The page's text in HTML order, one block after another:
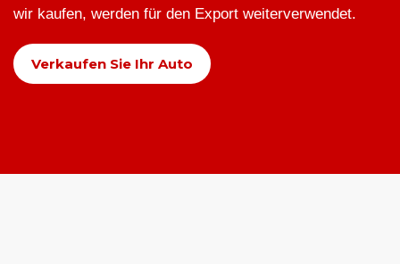
wir kaufen, werden für den Export weiterverwendet.
Verkaufen Sie Ihr Auto